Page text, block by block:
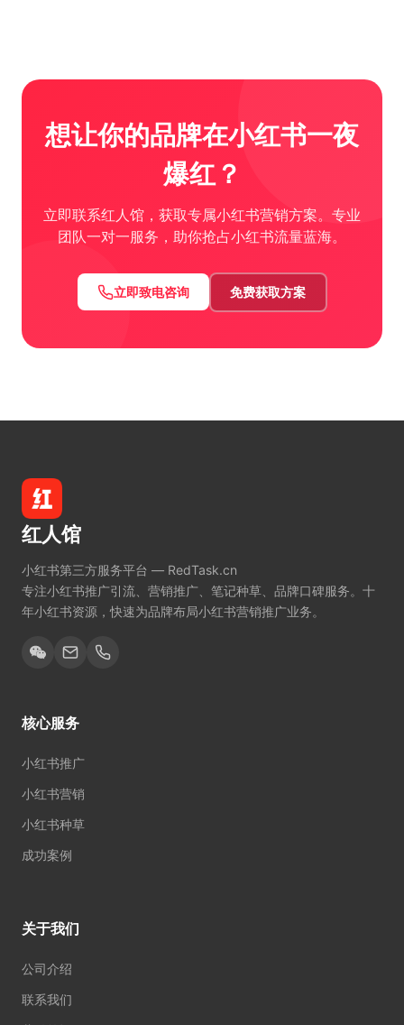
想让你的品牌在小红书一夜
爆红？
立即联系红人馆，获取专属小红书营销方案。专业
团队一对一服务，助你抢占小红书流量蓝海。
立即致电咨询 免费获取方案
红人馆
小红书第三方服务平台 — RedTask.cn
专注小红书推广引流、营销推广、笔记种草、品牌口碑服务。十
年小红书资源，快速为品牌布局小红书营销推广业务。
核心服务
小红书推广
小红书营销
小红书种草
成功案例
关于我们
公司介绍
联系我们